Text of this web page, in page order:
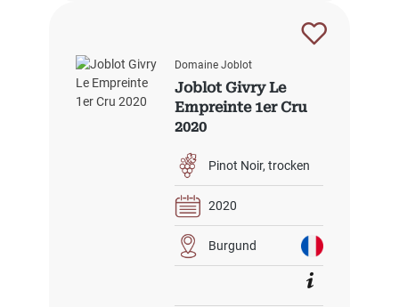
Domaine Joblot
Joblot Givry Le
Empreinte 1er Cru
2020
Pinot Noir trocken
2020
Burgund